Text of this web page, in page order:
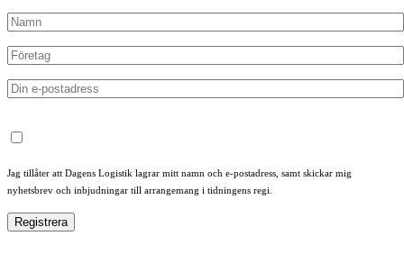
Jag tillåter att Dagens Logistik lagrar mitt namn och e-postadress, samt skickar mig
nyhetsbrev och inbjudningar till arrangemang i tidningens regi.